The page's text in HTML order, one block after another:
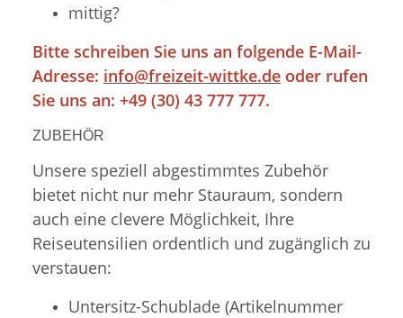
mittig?
Bitte schreiben Sie uns an folgende E-Mail-
Adresse: info@freizeit-wittke.de oder rufen
Sie uns an: +49 (30) 43 777 777.
ZUBEHÖR
Unsere speziell abgestimmtes Zubehör
bietet nicht nur mehr Stauraum, sondern
auch eine clevere Möglichkeit, Ihre
Reiseutensilien ordentlich und zugänglich zu
verstauen:
Untersitz-Schublade (Artikelnummer